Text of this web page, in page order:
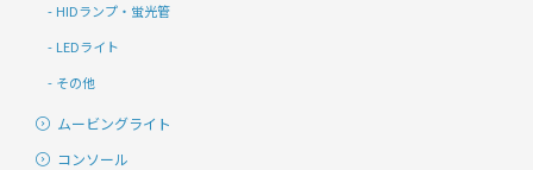
HIDランプ・蛍光管
LEDライト
その他
ムービングライト
コンソール